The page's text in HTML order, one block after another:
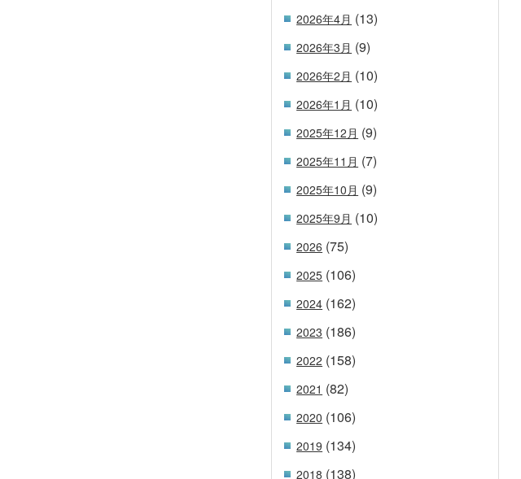
2026年4月 (13)
2026年3月 (9)
2026年2月 (10)
2026年1月 (10)
2025年12月 (9)
2025年11月 (7)
2025年10月 (9)
2025年9月 (10)
2026 (75)
2025 (106)
2024 (162)
2023 (186)
2022 (158)
2021 (82)
2020 (106)
2019 (134)
2018 (138)